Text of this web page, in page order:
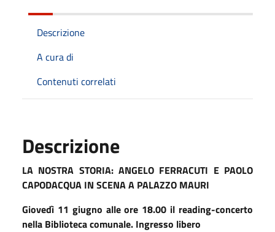
Descrizione
A cura di
Contenuti correlati
Descrizione
LA NOSTRA STORIA: ANGELO FERRACUTI E PAOLO
CAPODACQUA IN SCENA A PALAZZO MAURI
Giovedì 11 giugno alle ore 18.00 il reading-concerto
nella Biblioteca comunale. Ingresso libero